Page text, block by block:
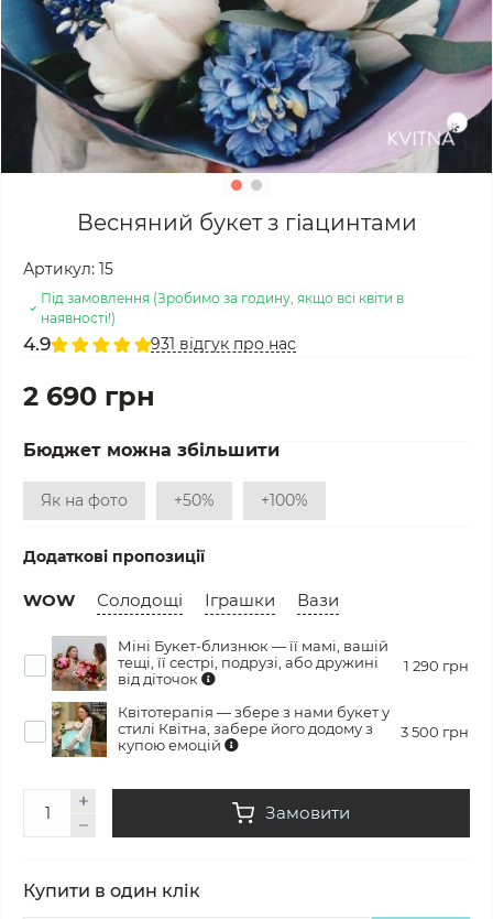
Весняний букет з гіацинтами
Артикул: 15
Під замовлення (Зробимо за годину, якщо всі квіти в
наявності!)
4.9 931 відгук про нас
2 690 грн
Бюджет можна збільшити
Як на фото +50% +100%
Додаткові пропозиції
WOW Солодощі Іграшки Вази
Міні Букет-близнюк — її мамі, вашій
тещі, її сестрі, подрузі, або дружині
від діточок
1 290 грн
Квітотерапія — збере з нами букет у
стилі Квітна, забере його додому з
купою емоцій
3 500 грн
Замовити
Купити в один клік